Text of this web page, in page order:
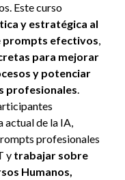
Este curso
y estratégica al
prompts efectivos,
para mejorar
y potenciar
profesionales.
actual de la IA,
profesionales
y trabajar sobre
Humanos,